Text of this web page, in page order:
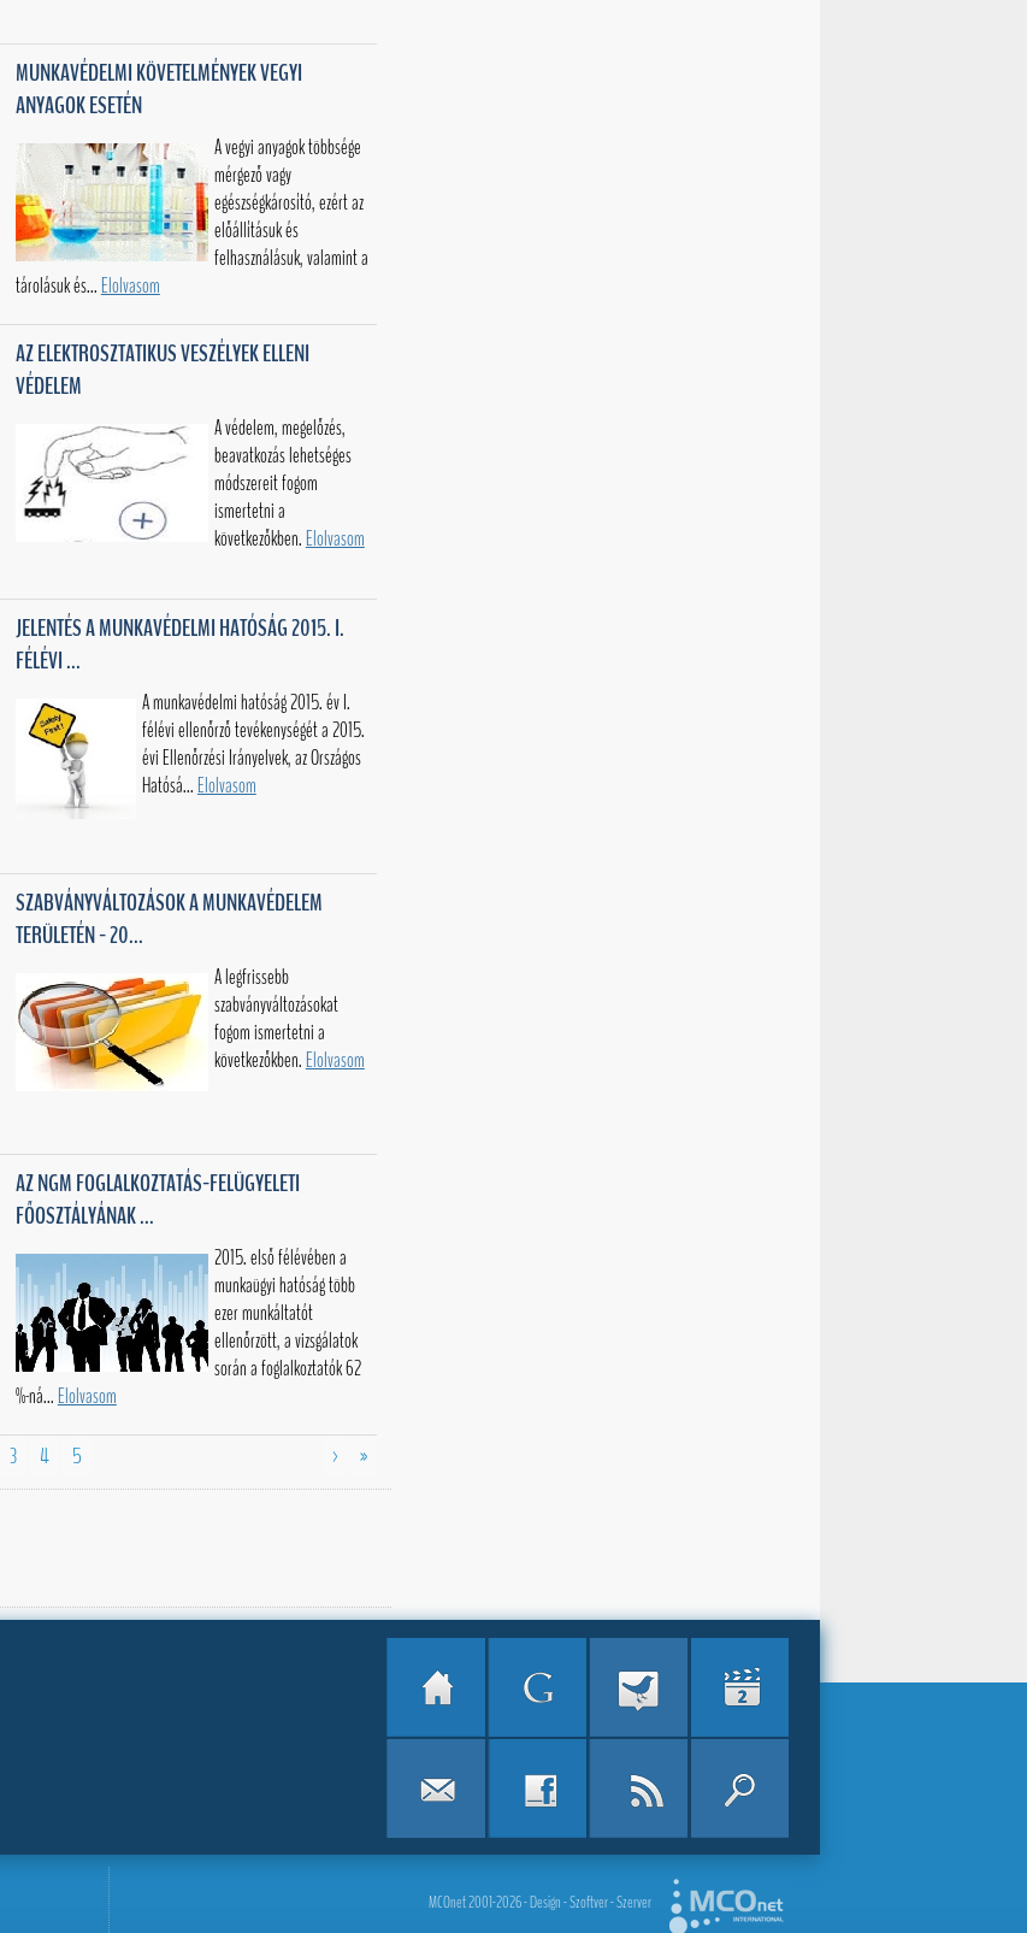
MUNKAVÉDELMI KÖVETELMÉNYEK VEGYI
ANYAGOK ESETÉN
A vegyi anyagok többsége
mérgező vagy
egészségkárosító, ezért az
előállításuk és
felhasználásuk, valamint a
tárolásuk és... Elolvasom
AZ ELEKTROSZTATIKUS VESZÉLYEK ELLENI
VÉDELEM
A védelem, megelőzés,
beavatkozás lehetséges
módszereit fogom
ismertetni a
következőkben. Elolvasom
JELENTÉS A MUNKAVÉDELMI HATÓSÁG 2015. I.
FÉLÉVI ...
A munkavédelmi hatóság 2015. év I.
félévi ellenőrző tevékenységét a 2015.
évi Ellenőrzési Irányelvek, az Országos
Hatósá... Elolvasom
SZABVÁNYVÁLTOZÁSOK A MUNKAVÉDELEM
TERÜLETÉN - 20...
A legfrissebb
szabványváltozásokat
fogom ismertetni a
következőkben. Elolvasom
AZ NGM FOGLALKOZTATÁS-FELÜGYELETI
FŐOSZTÁLYÁNAK ...
2015. első félévében a
munkaügyi hatóság több
ezer munkáltatót
ellenőrzött, a vizsgálatok
során a foglalkoztatók 62
%-ná... Elolvasom
3 4 5 > »
MCOnet 2001-2026 - Design - Szoftver - Szerver